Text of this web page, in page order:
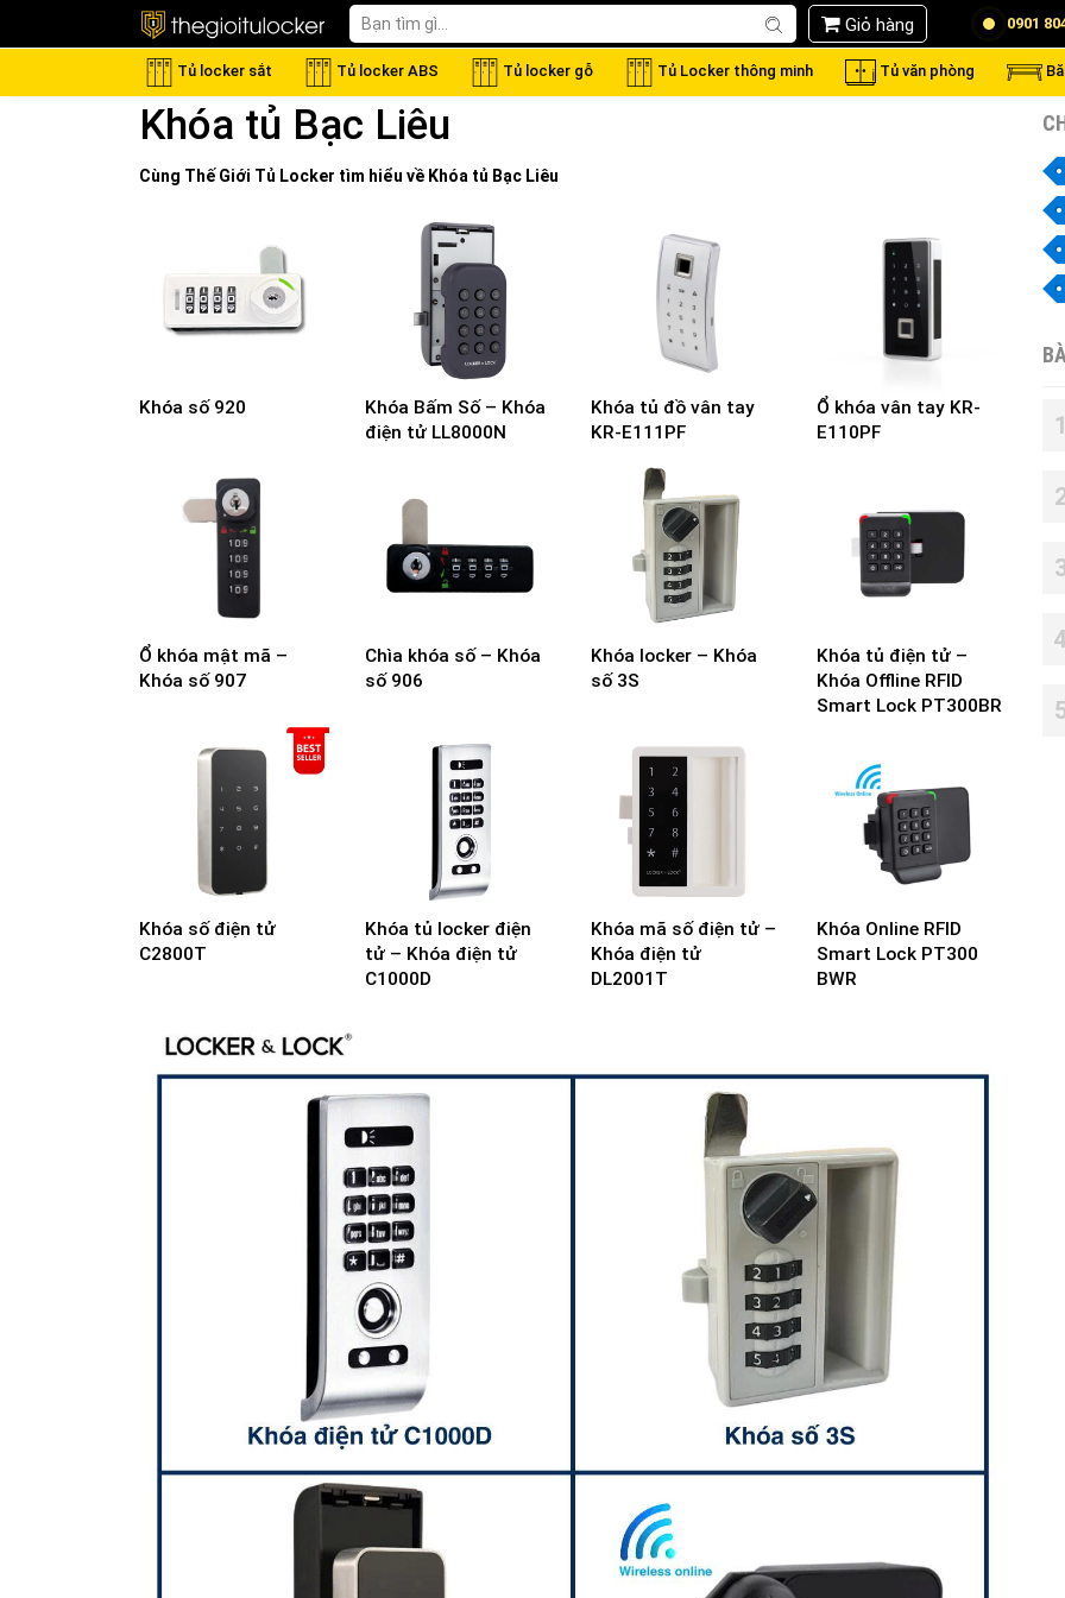
Giỏ hàng 0901
Tủ locker sắt Tủ locker ABS Tủ locker gỗ Tủ Locker thông minh Tủ văn phòng
Khóa tủ Bạc Liêu
Cùng Thế Giới Tủ Locker tìm hiểu về Khóa tủ Bạc Liêu
Khóa số 920
Khóa Bấm Số – Khóa
điện tử LL8000N
Khóa tủ đồ vân tay
KR-E111PF
Ổ khóa vân tay KR-
E110PF
Ổ khóa mật mã –
Khóa số 907
Chìa khóa số – Khóa
số 906
Khóa locker – Khóa
số 3S
Khóa tủ điện tử –
Khóa Offline RFID
Smart Lock PT300BR
Khóa số điện tử
C2800T
Khóa tủ locker điện
tử – Khóa điện tử
C1000D
Khóa mã số điện tử –
Khóa điện tử
DL2001T
Khóa Online RFID
Smart Lock PT300
BWR
1
4